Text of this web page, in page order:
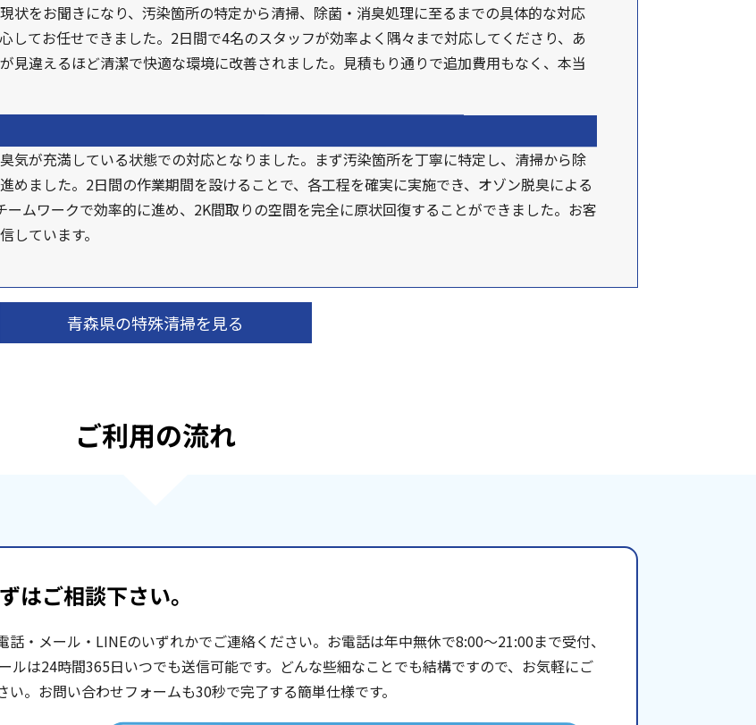
状をお聞きになり、汚染箇所の特定から清掃、除菌・消臭処理に至るまでの具体的な対応
してお任せできました。2日間で4名のスタッフが効率よく隅々まで対応してくださり、あ
見違えるほど清潔で快適な環境に改善されました。見積もり通りで追加費用もなく、本当
気が充満している状態での対応となりました。まず汚染箇所を丁寧に特定し、清掃から除
めました。2日間の作業期間を設けることで、各工程を確実に実施でき、オゾン脱臭による
ムワークで効率的に進め、2K間取りの空間を完全に原状回復することができました。お客
しています。
青森県の特殊清掃を見る
ご利用の流れ
はご相談下さい。
話・メール・LINEのいずれかでご連絡ください。お電話は年中無休で8:00〜21:00まで受付、
ルは24時間365日いつでも送信可能です。どんな些細なことでも結構ですので、お気軽にご
い。お問い合わせフォームも30秒で完了する簡単仕様です。